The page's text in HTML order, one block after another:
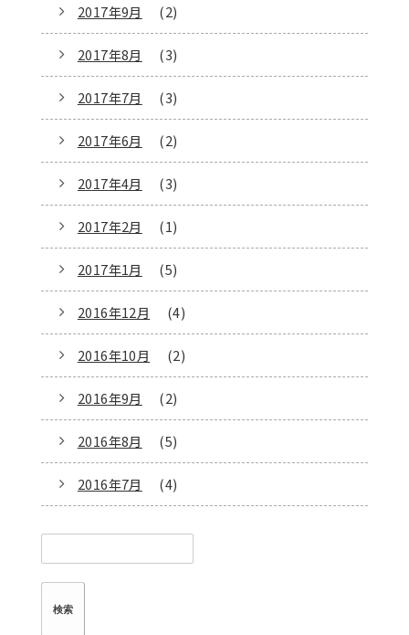
2017年9月 (2)
2017年8月 (3)
2017年7月 (3)
2017年6月 (2)
2017年4月 (3)
2017年2月 (1)
2017年1月 (5)
2016年12月 (4)
2016年10月 (2)
2016年9月 (2)
2016年8月 (5)
2016年7月 (4)
索: